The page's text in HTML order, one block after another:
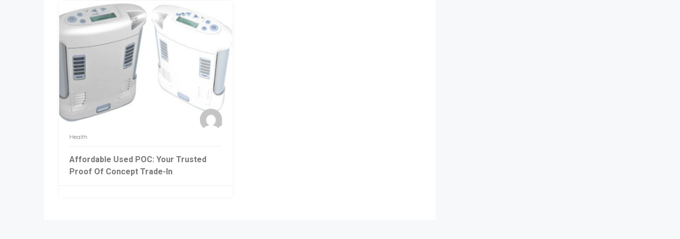
Health
Affordable Used POC: Your Trusted
Proof Of Concept Trade-In